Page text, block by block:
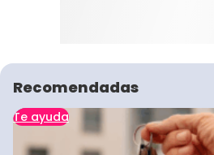
Recomendadas
Te ayuda